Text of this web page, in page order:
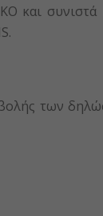
και
των